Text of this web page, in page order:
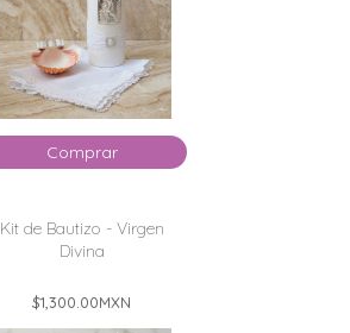
Comprar
Kit de Bautizo - Virgen
Divina
$1,300.00MXN